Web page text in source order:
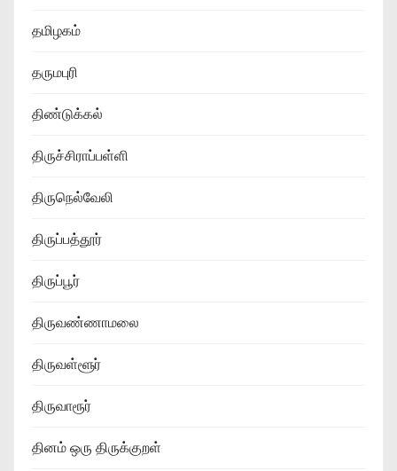
தமிழகம்
தருமபுரி
திண்டுக்கல்
திருச்சிராப்பள்ளி
திருநெல்வேலி
திருப்பத்தூர்
திருப்பூர்
திருவண்ணாமலை
திருவள்ளூர்
திருவாரூர்
தினம் ஒரு திருக்குறள்